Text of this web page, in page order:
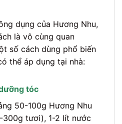
dụng của Hương Nhu,
là vô cùng quan
số cách dùng phổ biến
thể áp dụng tại nhà:
tóc
50-100g Hương Nhu
300g tươi), 1-2 lít nước